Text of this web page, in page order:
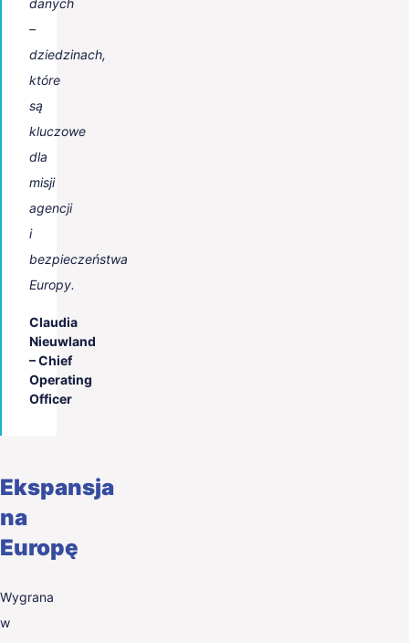
danych
–
dziedzinach,
które
są
kluczowe
dla
misji
agencji
i
bezpieczeństwa
Europy.
Claudia
Nieuwland
– Chief
Operating
Officer
Ekspansja
na
Europę
Wygrana
w